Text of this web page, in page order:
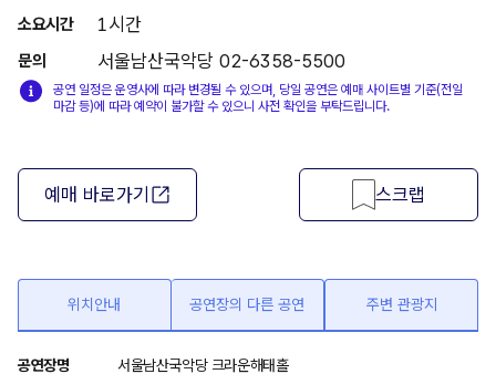
소요시간 1시간
문의 서울남산국악당 02-6358-5500
공연 일정은 운영사에 따라 변경될 수 있으며, 당일 공연은 예매 사이트별 기준(전일
마감 등)에 따라 예약이 불가할 수 있으니 사전 확인을 부탁드립니다.
예매 바로가기 스크랩
위치안내 공연장의 다른 공연 주변 관광지
위
공연장명 서울남산국악당 크라운해태홀